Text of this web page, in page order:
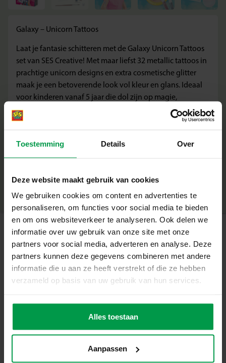
Toestemming Details Over
Deze website maakt gebruik van cookies
We gebruiken cookies om content en advertenties te
personaliseren, om functies voor social media te bieden
en om ons websiteverkeer te analyseren. Ook delen we
informatie over uw gebruik van onze site met onze
partners voor social media, adverteren en analyse. Deze
partners kunnen deze gegevens combineren met andere
informatie die u aan ze heeft verstrekt of die ze hebben
verzameld op basis van uw gebruik van hun services.
Alles toestaan
Aanpassen
Galaxy – Unicorn Tattoos
Laat je fantasie schitteren met de Galaxy Unicorn Tattoos
set van SES Creative! Met maar liefst 32 metallic tattoos in
prachtige unicorn designs en extra cosmetische glitter
maak je een betoverende look vol kleur en glans. Ideaal
voor kinderen vanaf 5 jaar die dol zijn op magie,
creativiteit en een vleugje glamour.
32 metallic unicorn tattoos voor een schitterend resultaat
Inclusief veilige, cosmetische glitter voor extra sparkle
Eenvoudig aan te brengen en te verwijderen
Ideaal voor feestjes of creatieve speelmiddagen
Creëer je eigen magische tattoo-wereld
Met deze set versier je jezelf met glinsterende unicorn
tattoos en maak je je look helemaal af met glitter. Perfect
om je eigen stijl te laten zien, samen met vriendinnen te
versieren of een feestje extra magisch te maken.
Inhoud van de set
32 metallic unicorn tattoos
Waarom kiezen voor SES Creative
Bij SES Creative vinden we veiligheid erg belangrijk.
+
Productnummer
14764
Deel dit product
Gerelateerde producten
Vingerverf 6
2+